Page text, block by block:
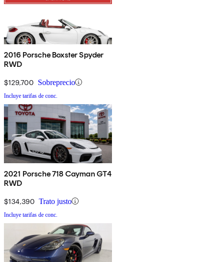
2016 Porsche Boxster Spyder
RWD
$129,700 Sobreprecio
Incluye tarifas de conc.
2021 Porsche 718 Cayman GT4
RWD
$134,390 Trato justo
Incluye tarifas de conc.